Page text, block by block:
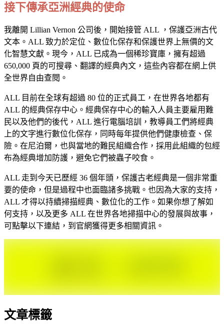
接下傳承亞洲經典的使命
我離開 Lillian Vernon 公司後，開始接管 ALL ，保護亞洲古代
文本。ALL 致力於定位、數位化保存和保護世界上無價的文
化智慧文獻。現今，ALL 已成為一個稀珍寶庫，擁有超過
650,000 頁的可搜尋、翻譯的經典內文，這些內容都在網上供
全世界自由查閱。
ALL 目前在全球有超過 80 位的正式員工，在世界各地都有
ALL 的經典保存中心。經典保存中心的輸入人員主要雇用難
民以及他們的後代，ALL 進行電腦培訓，教導員工們將經典
上的文字進行數位化保存，同時每年提供他們健康檢查、保
險。在尼泊爾，也與當地的難民組織合作，採用此組織的包經
布為經典增加防護，避免它們被蟲子咬食。
ALL 走到今天已歷經 36 個年頭，保護古老經典是一個非常重
要的使命，但是過程中也面臨諸多挑戰。也因為大家的支持，
ALL 才得以持續掃描經典、數位化的工作。如果你想了解如
何支持，以及更多 ALL 在世界各地掃描中心的發展與故事，
可點擊以下連結，到官網獲得更多相關資訊。
文章標籤